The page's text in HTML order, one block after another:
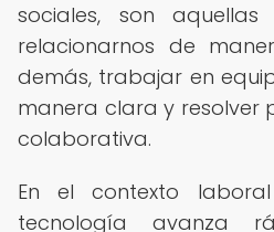
sociales, son
relacionarnos de
demás, trabajar en
manera clara y resolver
colaborativa.
En el contexto
tecnología avanza